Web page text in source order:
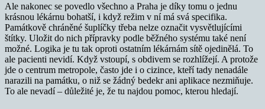
Ale nakonec se povedlo všechno a Praha je díky tomu o jednu
krásnou lékárnu bohatší, i když režim v ní má svá specifika.
Památkově chráněné šuplíčky třeba nelze označit vysvětlujícími
štítky. Uložit do nich přípravky podle běžného systému také není
možné. Logika je tu tak oproti ostatním lékárnám sítě ojedinělá. To
ale pacienti nevidí. Když vstoupí, s obdivem se rozhlížejí. A protože
jde o centrum metropole, často jde i o cizince, kteří tady nenadále
narazili na památku, o niž se žádný bedekr ani aplikace nezmiňuje.
To ale nevadí – důležité je, že tu najdou pomoc, kterou hledají.